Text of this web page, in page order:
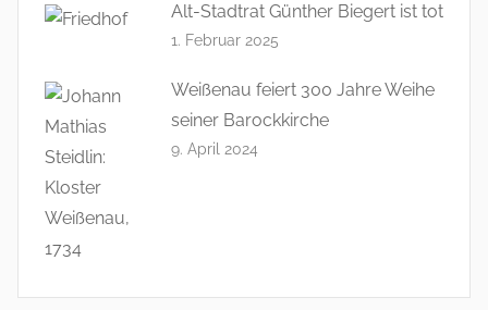
Alt-Stadtrat Günther Biegert ist tot
1. Februar 2025
Weißenau feiert 300 Jahre Weihe
seiner Barockkirche
9. April 2024